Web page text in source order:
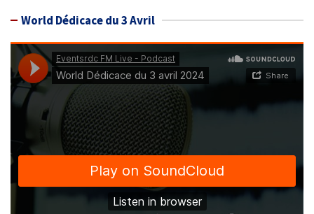
World Dédicace du 3 Avril